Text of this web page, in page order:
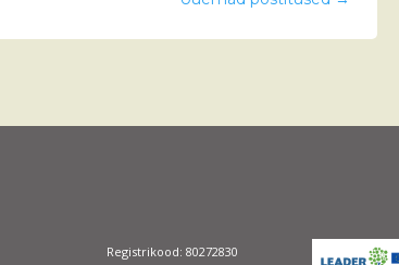
Registrikood: 80272830